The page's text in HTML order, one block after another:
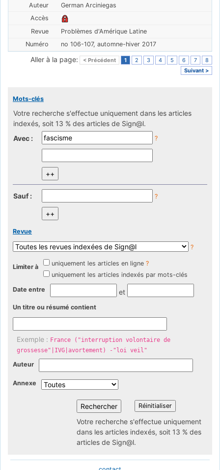
German Arciniegas
Problèmes d'Amérique Latine
no 106-107, automne-hiver 2017
Aller à la page: < Précédent 1 2 3 4 5 6 7
8
Suivant >
Mots-clés
Votre recherche s'effectue uniquement dans les articles
indexés, soit 13 % des articles de Sign@l.
Avec :
?
Sauf : ?
Revue
?
Limiter à uniquement les articles en ligne ?
uniquement les articles indexés par mots-clés
Date entre et
Un titre ou résumé contient
Exemple : France ("interruption volontaire de
grossesse"|IVG|avortement) -"loi veil"
Auteur
Annexe
Votre recherche s'effectue uniquement
dans les articles indexés, soit 13 % des
articles de Sign@l.